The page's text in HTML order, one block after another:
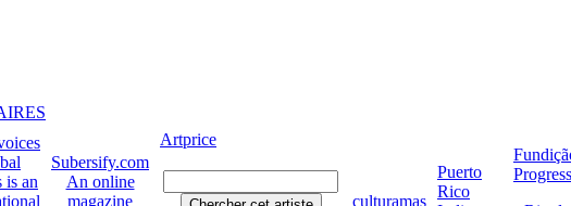
is an
Subersify.com
An online
magazine
Artprice
culturamas
Puerto
Rico